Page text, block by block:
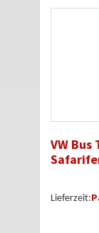
VW
Lieferzeit: